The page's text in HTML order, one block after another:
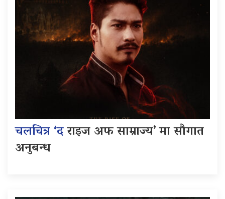
चलचित्र ‘दराइज अफ साम्राज्य’ मा सौगात
अनुबन्ध